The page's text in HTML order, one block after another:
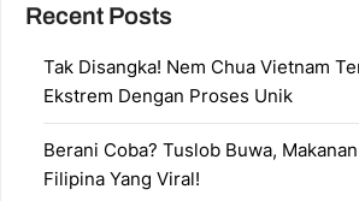
Recent Posts
Tak Disangka! Nem Chua Vietnam
Ekstrem Dengan Proses Unik
Berani Coba? Tuslob Buwa,
Filipina Yang Viral!